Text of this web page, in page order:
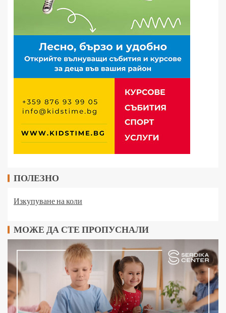
ПОЛЕЗНО
Изкупуване на коли
МОЖЕ ДА СТЕ ПРОПУСНАЛИ